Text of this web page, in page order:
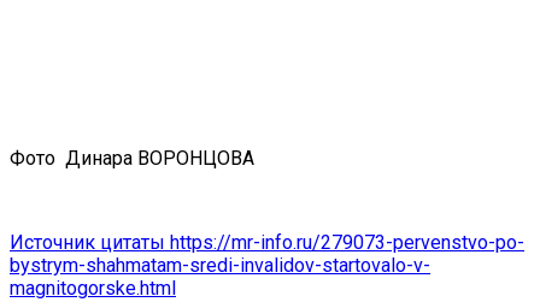
Фото Динара ВОРОНЦОВА
Источник цитаты https://mr-info.ru/279073-pervenstvo-po-
bystrym-shahmatam-sredi-invalidov-startovalo-v-
magnitogorske.html